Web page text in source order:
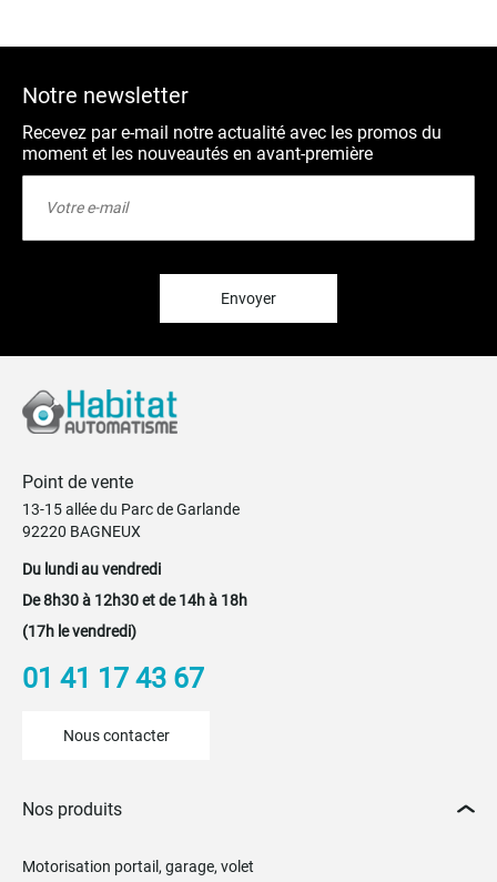
Notre newsletter
Recevez par e-mail notre actualité avec les promos du
moment et les nouveautés en avant-première
Envoyer
Point de vente
13-15 allée du Parc de Garlande
92220 BAGNEUX
Du lundi au vendredi
De 8h30 à 12h30 et de 14h à 18h
(17h le vendredi)
01 41 17 43 67
Nous contacter
Nos produits
Motorisation portail, garage, volet